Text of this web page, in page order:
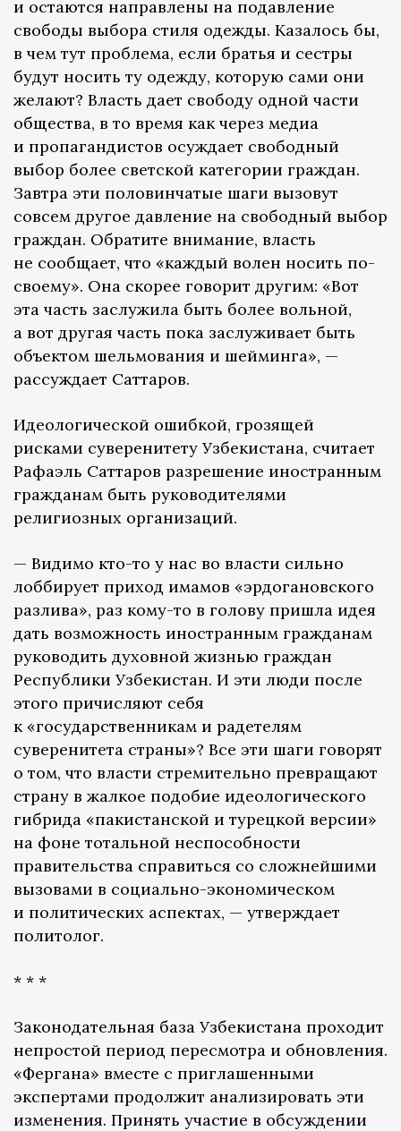
и остаются направлены на подавление
свободы выбора стиля одежды. Казалось бы,
в чем тут проблема, если братья и сестры
будут носить ту одежду, которую сами они
желают? Власть дает свободу одной части
общества, в то время как через медиа
и пропагандистов осуждает свободный
выбор более светской категории граждан.
Завтра эти половинчатые шаги вызовут
совсем другое давление на свободный выбор
граждан. Обратите внимание, власть
не сообщает, что «каждый волен носить по-
своему». Она скорее говорит другим: «Вот
эта часть заслужила быть более вольной,
а вот другая часть пока заслуживает быть
объектом шельмования и шейминга», —
рассуждает Саттаров.
Идеологической ошибкой, грозящей
рисками суверенитету Узбекистана, считает
Рафаэль Саттаров разрешение иностранным
гражданам быть руководителями
религиозных организаций.
— Видимо кто-то у нас во власти сильно
лоббирует приход имамов «эрдогановского
разлива», раз кому-то в голову пришла идея
дать возможность иностранным гражданам
руководить духовной жизнью граждан
Республики Узбекистан. И эти люди после
этого причисляют себя
к «государственникам и радетелям
суверенитета страны»? Все эти шаги говорят
о том, что власти стремительно превращают
страну в жалкое подобие идеологического
гибрида «пакистанской и турецкой версии»
на фоне тотальной неспособности
правительства справиться со сложнейшими
вызовами в социально-экономическом
и политических аспектах, — утверждает
политолог.
* * *
Законодательная база Узбекистана проходит
непростой период пересмотра и обновления.
«Фергана» вместе с приглашенными
экспертами продолжит анализировать эти
изменения. Принять участие в обсуждении